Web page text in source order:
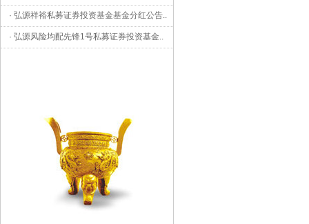
· 弘源祥裕私募证券投资基金基金分红公告..
· 弘源风险均配先锋1号私募证券投资基金..